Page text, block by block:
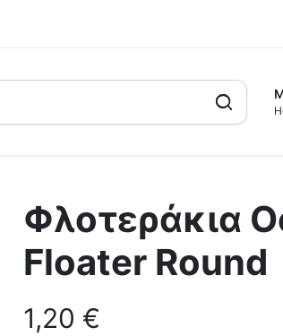
Φλοτεράκια
Floater Round
1,20 €